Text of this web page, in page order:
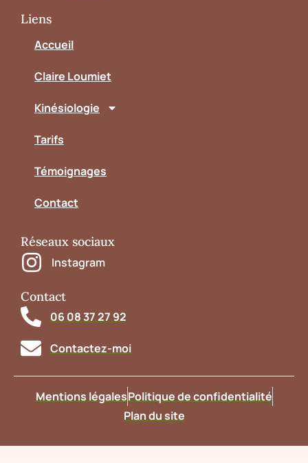
Liens
Accueil
Claire Loumiet
Kinésiologie
Tarifs
Témoignages
Contact
Réseaux sociaux
Instagram
Contact
06 08 37 27 92
Contactez-moi
Mentions légalesPolitique de confidentialité
Plan du site